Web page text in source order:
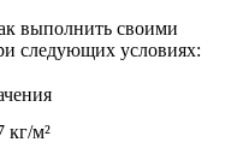
выполнить своими
следующих условиях:
кг/м²